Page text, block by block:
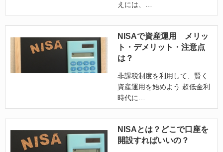
えには、
NISAで資産運用 メリッ
ト・デメリット・注意点
は？
非課税制度を利用して、賢く
資産運用を始めよう 超低金利
時代に
NISAとは？どこで口座を
開設すればいいの？